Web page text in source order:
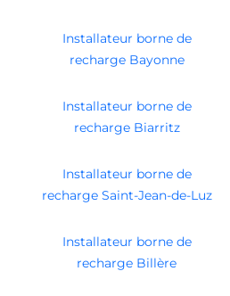
Installateur borne de
recharge Bayonne
Installateur borne de
recharge Biarritz
Installateur borne de
recharge Saint-Jean-de-Luz
Installateur borne de
recharge Billère